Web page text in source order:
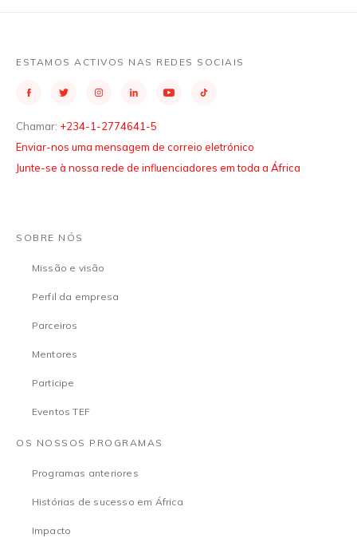
ESTAMOS ACTIVOS NAS REDES SOCIAIS
Chamar: +234-1-2774641-5
Enviar-nos uma mensagem de correio eletrónico
Junte-se à nossa rede de influenciadores em toda a África
SOBRE NÓS
Missão e visão
Perfil da empresa
Parceiros
Mentores
Participe
Eventos TEF
OS NOSSOS PROGRAMAS
Programas anteriores
Histórias de sucesso em África
Impacto